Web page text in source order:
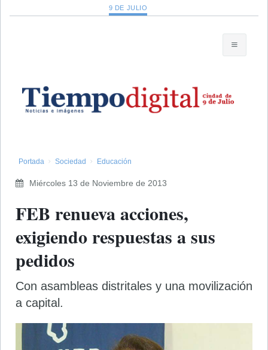
9 DE JULIO
Portada Sociedad Educación
Miércoles 13 de Noviembre de 2013
FEB renueva acciones,
exigiendo respuestas a sus
pedidos
Con asambleas distritales y una movilización
a capital.